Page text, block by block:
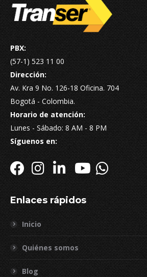
PBX:
(57-1) 523 11 00
Dirección:
Av. Kra 9 No. 126-18 Oficina. 704
Bogotá - Colombia.
Horario de atención:
Lunes - Sábado: 8 AM - 8 PM
Síguenos en:
Enlaces rápidos
Inicio
Quiénes somos
Blog